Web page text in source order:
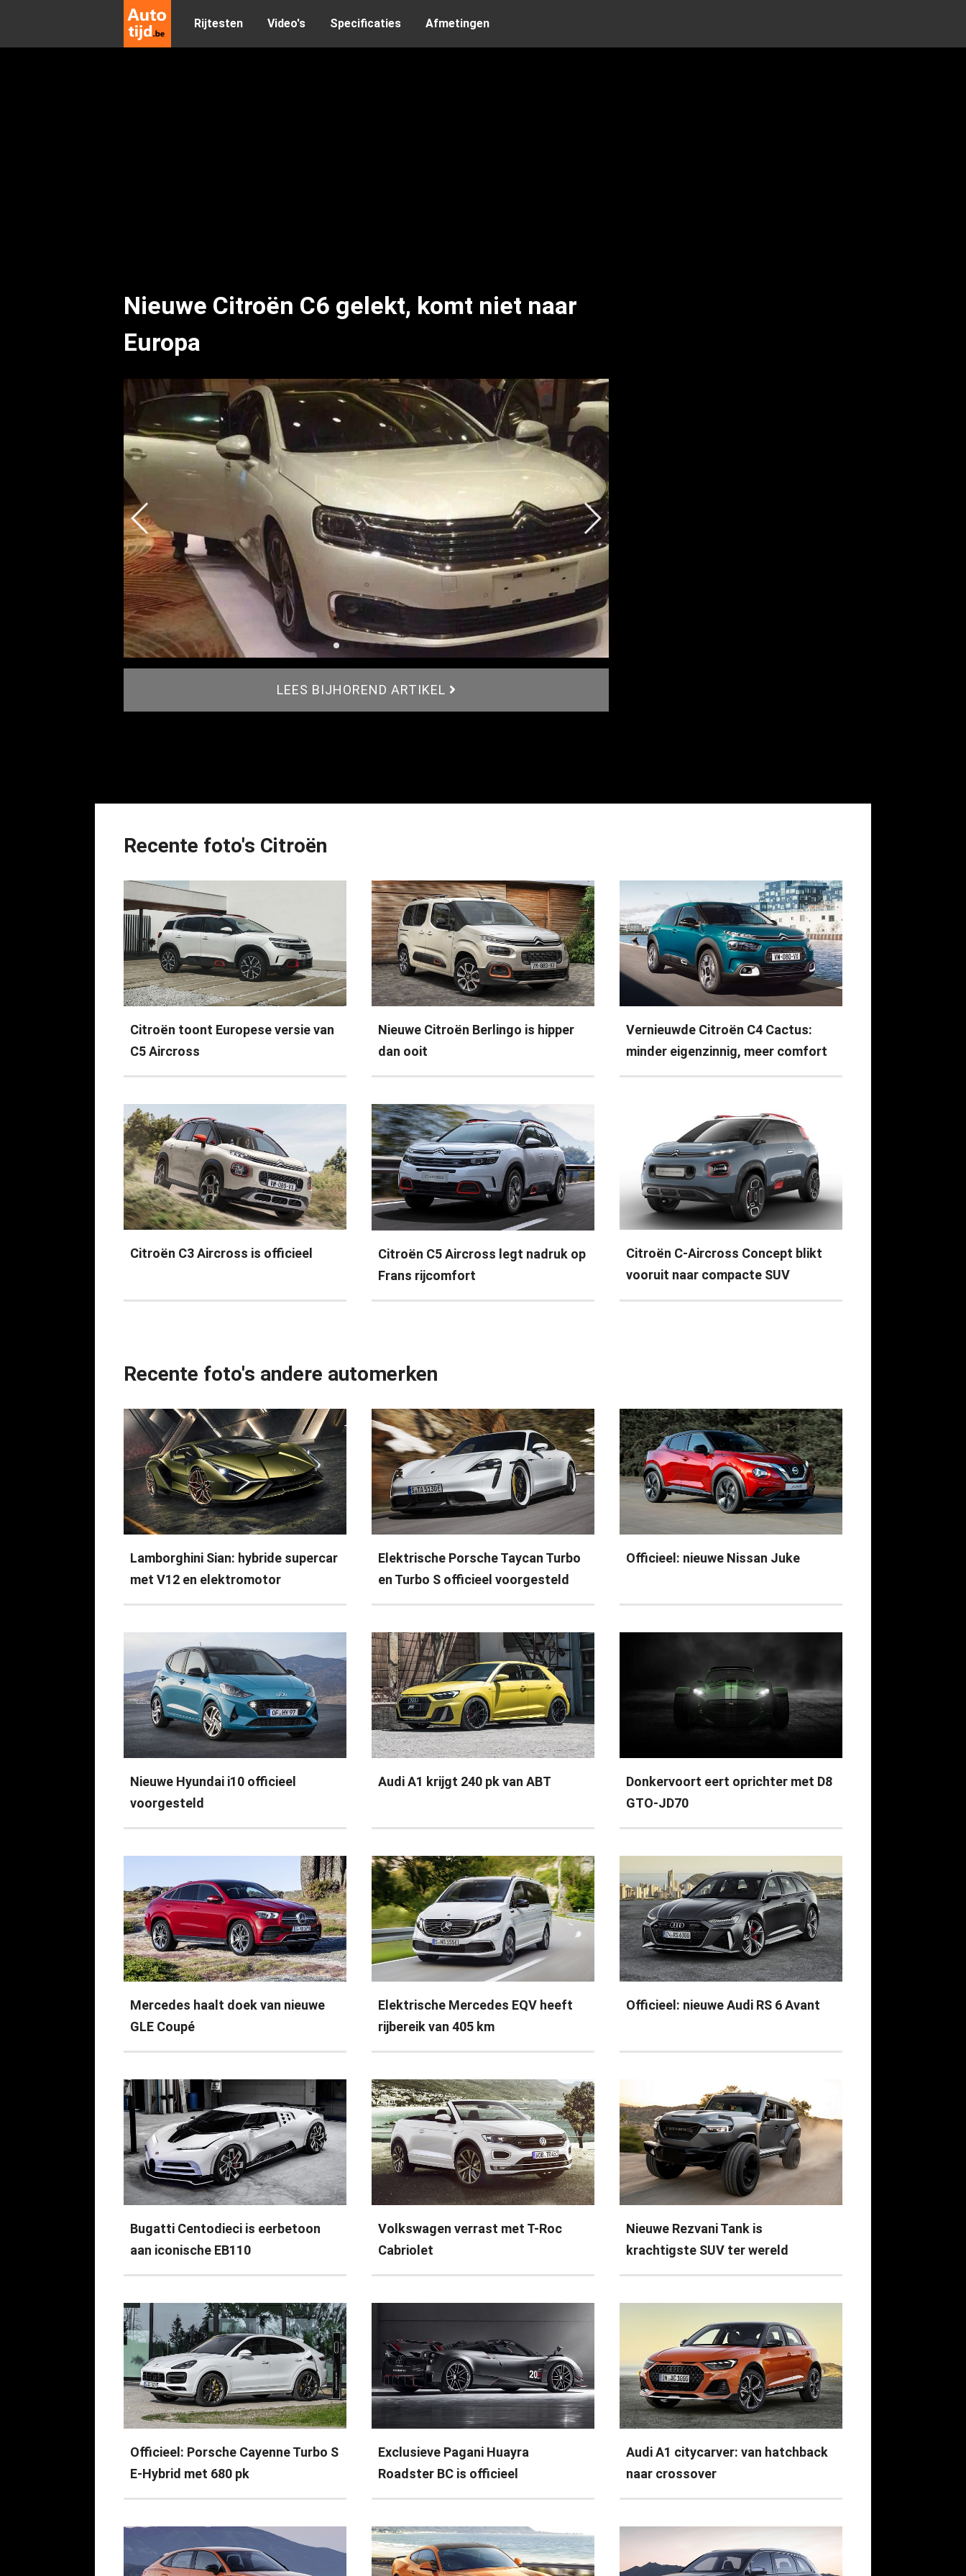
Rijtesten Video's Specificaties Afmetingen
Nieuwe Citroën C6 gelekt, komt niet naar
Europa
LEES BIJHOREND ARTIKEL
Recente foto's Citroën
Citroën toont Europese versie van
C5 Aircross
Nieuwe Citroën Berlingo is hipper
dan ooit
Vernieuwde Citroën C4 Cactus:
minder eigenzinnig, meer comfort
Citroën C3 Aircross is officieel
Citroën C5 Aircross legt nadruk op
Frans rijcomfort
Citroën C-Aircross Concept blikt
vooruit naar compacte SUV
Recente foto's andere automerken
Lamborghini Sian: hybride supercar
met V12 en elektromotor
Elektrische Porsche Taycan Turbo
en Turbo S officieel voorgesteld
Officieel: nieuwe Nissan Juke
Nieuwe Hyundai i10 officieel
voorgesteld
Audi A1 krijgt 240 pk van ABT
Donkervoort eert oprichter met D8
GTO-JD70
Mercedes haalt doek van nieuwe
GLE Coupé
Elektrische Mercedes EQV heeft
rijbereik van 405 km
Officieel: nieuwe Audi RS 6 Avant
Bugatti Centodieci is eerbetoon
aan iconische EB110
Volkswagen verrast met T-Roc
Cabriolet
Nieuwe Rezvani Tank is
krachtigste SUV ter wereld
Officieel: Porsche Cayenne Turbo S
E-Hybrid met 680 pk
Exclusieve Pagani Huayra
Roadster BC is officieel
Audi A1 citycarver: van hatchback
naar crossover